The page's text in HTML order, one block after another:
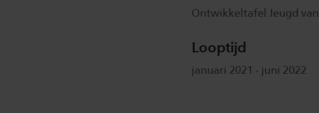
Ontwikkeltafel Jeugd
Looptijd
januari 2021 - juni 2022